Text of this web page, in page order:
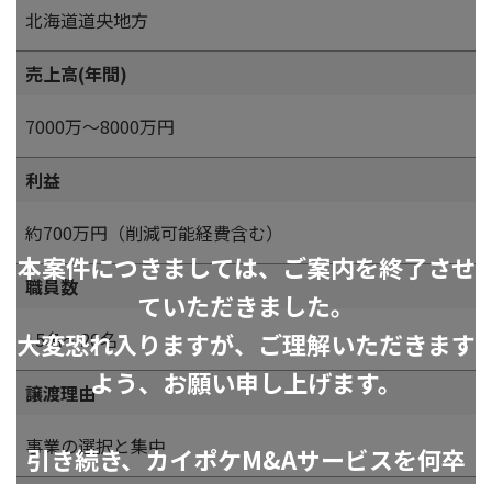
本案件につきましては、ご案内を終了させ
ていただきました。
大変恐れ入りますが、ご理解いただきます
よう、お願い申し上げます。
引き続き、カイポケM&Aサービスを何卒
北海道道央地方
売上高(年間)
7000万～8000万円
利益
約700万円（削減可能経費含む）
職員数
15名～20名
譲渡理由
事業の選択と集中